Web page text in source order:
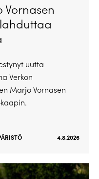
uutta
Verkon
Marjo Vornasen
4.8.2026